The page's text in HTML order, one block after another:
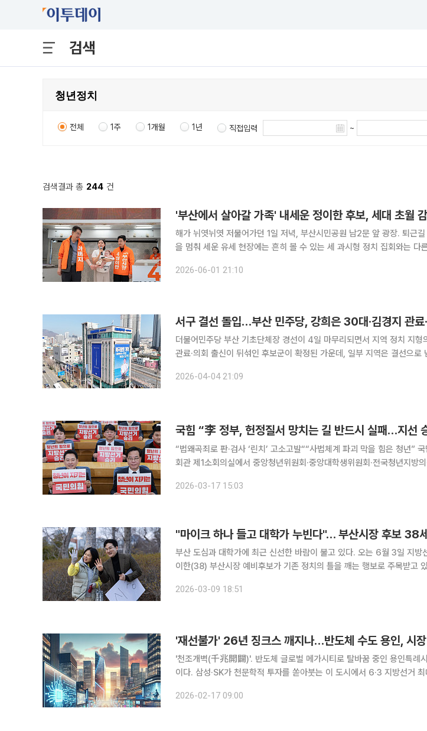
검색
전체 1주 1개월 1년 직접입력 ~
검색결과 총 244 건
'부산에서 살아갈 가족' 내세운 정이한 후보, 세대 초월
해가 뉘엿뉘엿 저물어가던 1일 저녁, 부산시민공원 남2문 앞 광장. 퇴근
을 멈춰 세운 유세 현장에는 흔히 볼 수 있는 세 과시형 정치 집회와는 다른
수, 그리고 생후 4개월 된 아들 정온 군까지 한 가족의 3대가
2026-06-01 21:10
더불어민주당 부산 기초단체장 경선이 4일 마무리되면서 지역 정치 지형
관료·의회 출신이 뒤섞인 후보군이 확정된 가운데, 일부 지역은 결선으로
확정 발표했다. 중구청장 후보에는 강희은 중구의회 부의장(35)
2026-04-04 21:09
국힘 “李 정부, 헌정질서 망치는 길 반드시 실패…지선
“법왜곡죄로 판·검사 ‘린치’ 고소고발““사법체계 파괴 막을 힘은 청년” 국민의힘은 17일 국회 의원
회관 제1소회의실에서 중앙청년위원회·중앙대학생위원회·전국청년지방
한민국의 위기가 찾아올 때마다 그 위기를 넘어설 수 있는 결정적인
2026-03-17 15:03
부산 도심과 대학가에 최근 신선한 바람이 불고 있다. 오는 6월 3일 지방
이한(38) 부산시장 예비후보가 기존 정치의 틀을 깨는 행보로 주목받고 있다. 정 후보는 수
2026-03-09 18:51
'재선불가' 26년 징크스 깨지나…반도체 수도 용인, 시
'천조개벽(千兆開闢)'. 반도체 글로벌 메가시티로 탈바꿈 중인 용인특례
이다. 삼성·SK가 천문학적 투자를 쏟아붓는 이 도시에서 6·3 지방선거 최대 관전 포인트는 단 하나,
에서 매번 시장이 교체되고 집권당도 바뀌어온 전국 유일
2026-02-17 09:00